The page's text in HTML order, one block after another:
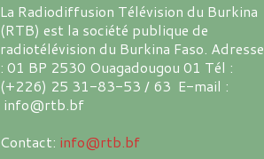
La Radiodiffusion Télévision du Burkina
(RTB) est la société publique de
radiotélévision du Burkina Faso. Adresse
: 01 BP 2530 Ouagadougou 01 Tél :
(+226) 25 31-83-53 / 63 E-mail :
info@rtb.bf
Contact: info@rtb.bf